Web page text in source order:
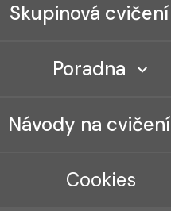
Skupinová cvičení
Poradna
Návody na cvičení
Cookies